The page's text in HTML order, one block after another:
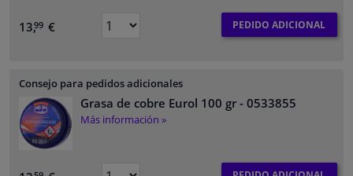
13,99 € PEDIDO ADICIONAL
Consejo para pedidos adicionales
Grasa de cobre Eurol 100 gr - 0533855
Más información »